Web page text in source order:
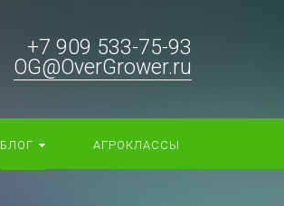
+7 909 533-75-93
OG@OverGrower.ru
БЛОГ АГРОКЛАССЫ